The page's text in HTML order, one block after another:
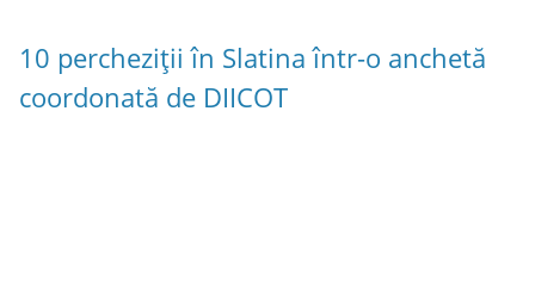
10 percheziții în Slatina într-o anchetă
coordonată de DIICOT